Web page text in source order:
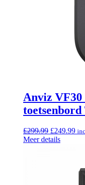
Anviz
toetsenbord
£299.99
prijs
£249.99
Meer details